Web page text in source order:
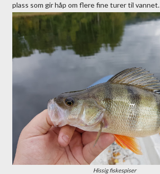
plass som gir håp om flere fine turer til vannet.
Hissig fiskespiser